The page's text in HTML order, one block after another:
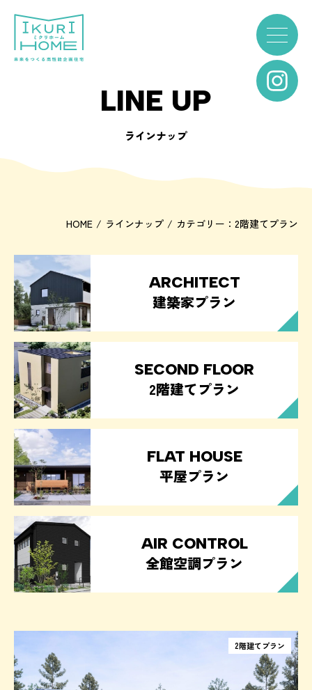
LINE UP
ラインナップ
HOME ラインナップ カテゴリー：2階建てプラン
ARCHITECT
建築家プラン
SECOND FLOOR
2階建てプラン
FLAT HOUSE
平屋プラン
AIR CONTROL
全館空調プラン
2階建てプラン